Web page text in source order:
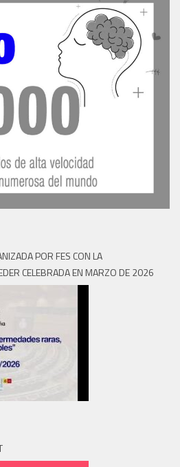
POR FES CON LA
CELEBRADA EN MARZO DE 2026